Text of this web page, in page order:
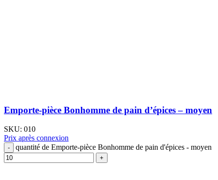
Emporte-pièce Bonhomme de pain d’épices – moyen
SKU: 010
Prix après connexion
quantité de Emporte-pièce Bonhomme de pain d'épices - moyen